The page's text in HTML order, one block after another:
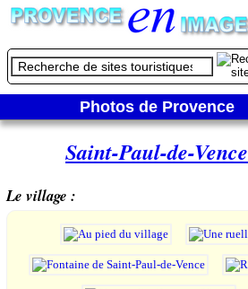
Photos de Provence
Saint-Paul-de-Vence
Le village :